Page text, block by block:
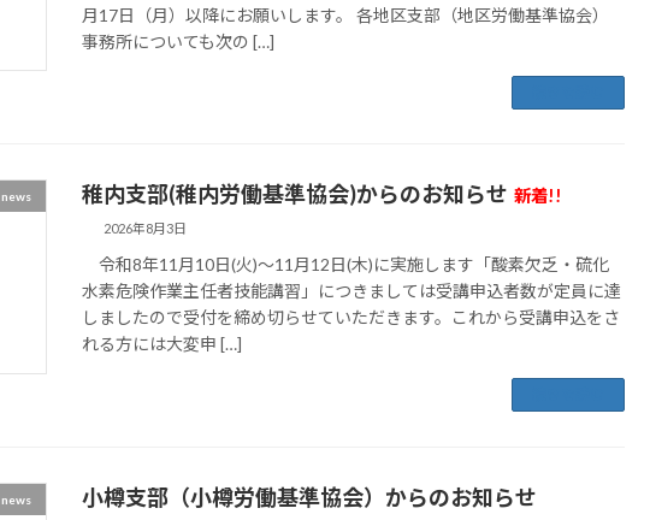
月17日（月）以降にお願いします。 各地区支部（地区労働基準協会）
事務所についても次の […]
news 稚内支部(稚内労働基準協会)からのお知らせ 新着!!
2026年8月3日
令和8年11月10日(火)～11月12日(木)に実施します「酸素欠乏・硫化
水素危険作業主任者技能講習」につきましては受講申込者数が定員に達
しましたので受付を締め切らせていただきます。これから受講申込をさ
れる方には大変申 […]
news 小樽支部（小樽労働基準協会）からのお知らせ